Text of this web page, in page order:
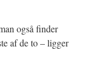
også finder
af de to – ligger